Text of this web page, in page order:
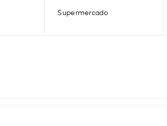
Supermercado